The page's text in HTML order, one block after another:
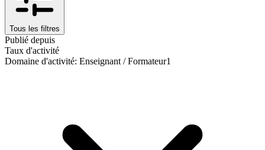
Tous les filtres
Publié depuis
Taux d'activité
Domaine d'activité: Enseignant / Formateur1